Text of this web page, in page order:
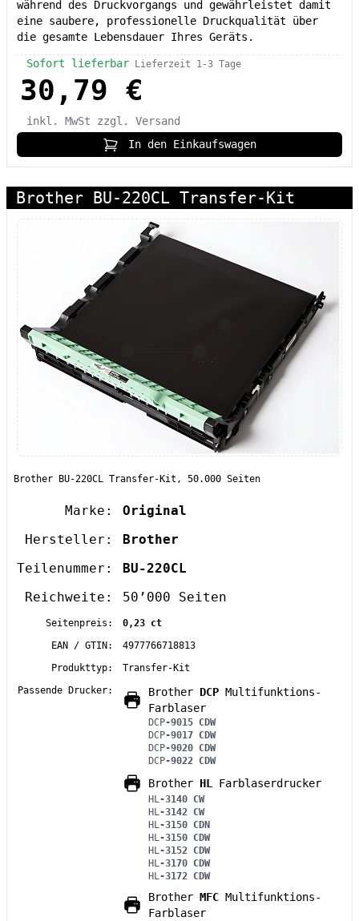
während des Druckvorgangs und gewährleistet damit
eine saubere, professionelle Druckqualität über
die gesamte Lebensdauer Ihres Geräts.
Sofort lieferbar Lieferzeit 1-3 Tage
30,79 €
inkl. MwSt
zzgl. Versand
In den Einkaufswagen
Brother BU-220CL Transfer-Kit
Brother BU-220CL Transfer-Kit, 50.000 Seiten
Marke:
Original
Hersteller:
Brother
Teilenummer:
BU-220CL
Reichweite:
50’000 Seiten
Seitenpreis:
0,23 ct
EAN / GTIN:
4977766718813
Produkttyp:
Transfer-Kit
Passende Drucker:
Brother DCP Multifunktions-
Farblaser
DCP-9015 CDW
DCP-9017 CDW
DCP-9020 CDW
DCP-9022 CDW
Brother HL Farblaserdrucker
HL-3140 CW
HL-3142 CW
HL-3150 CDN
HL-3150 CDW
HL-3152 CDW
HL-3170 CDW
HL-3172 CDW
Brother MFC Multifunktions-
Farblaser